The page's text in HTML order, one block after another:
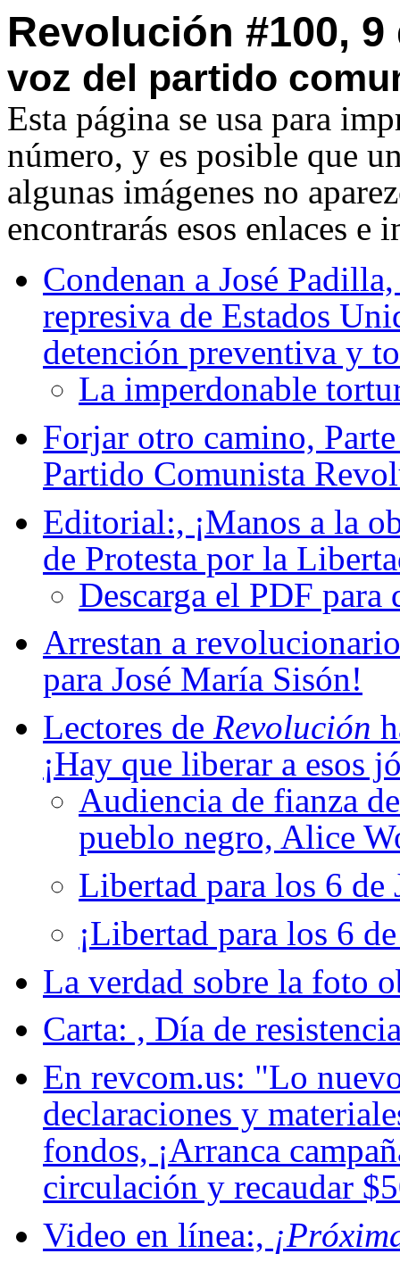
Revolución #100,
voz del partido
Esta página se usa para
número, y es posible que
algunas imágenes no
encontrarás esos enlaces e
Condenan a José
represiva de Estados
detención preventiva y
La imperdonable
Forjar otro camino,
Partido Comunista
Editorial:, ¡Manos a la
de Protesta por la
Descarga el PDF
Arrestan a
para José María Sisón!
Lectores de Revolución
¡Hay que liberar a esos
Audiencia de fianza
pueblo negro, Alice
Libertad para los 6
¡Libertad para los 6
La verdad sobre la foto
Carta: , Día de
En revcom.us: "Lo
declaraciones y
fondos, ¡Arranca
circulación y recaudar
Video en línea:,